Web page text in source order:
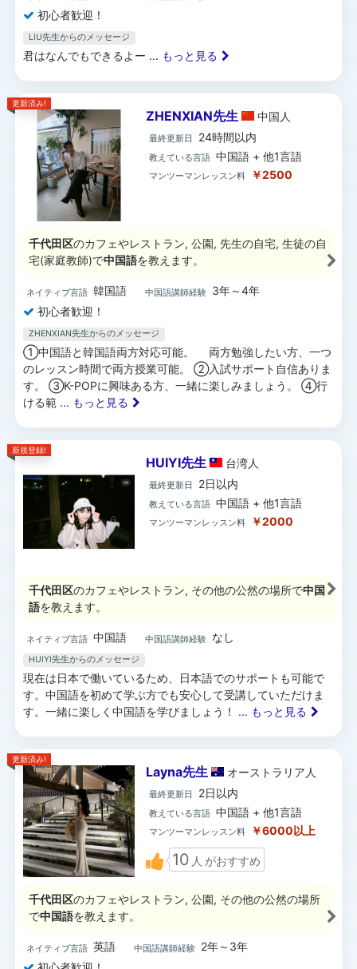
初心者歓迎！
LIU先生からのメッセージ
君はなんでもできるよー ... もっと見る
更新済み!
ZHENXIAN先生 中国 人
最終更新日 24時間以内
教えている言語 中国語 + 他1言語
マンツーマンレッスン料 ￥2500
千代田区のカフェやレストラン, 公園, 先生の自宅, 生徒の自
宅(家庭教師)で中国語を教えます。
ネイティブ言語 韓国語 中国語講師経験
3年～4年
初心者歓迎！
ZHENXIAN先生からのメッセージ
①中国語と韓国語両方対応可能。 両方勉強したい方、一つ
のレッスン時間で両方授業可能。 ②入試サポート自信ありま
す。 ③K-POPに興味ある方、一緒に楽しみましょう。 ④行
ける範 ... もっと見る
新規登録!
HUIYI先生 台湾人
最終更新日 2日以内
教えている言語 中国語 + 他1言語
マンツーマンレッスン料 ￥2000
千代田区のカフェやレストラン, その他の公然の場所で中国
語を教えます。
ネイティブ言語 中国語 中国語講師経験 なし
HUIYI先生からのメッセージ
現在は日本で働いているため、日本語でのサポートも可能で
す。中国語を初めて学ぶ方でも安心して受講していただけま
す。一緒に楽しく中国語を学びましょう！ ... もっと見る
更新済み!
Layna先生 オーストラリア 人
最終更新日 2日以内
教えている言語 中国語 + 他1言語
マンツーマンレッスン料 ￥6000以上
10 人 がおすすめ
千代田区のカフェやレストラン, 公園, その他の公然の場所
で中国語を教えます。
ネイティブ言語 英語 中国語講師経験
2年～3年